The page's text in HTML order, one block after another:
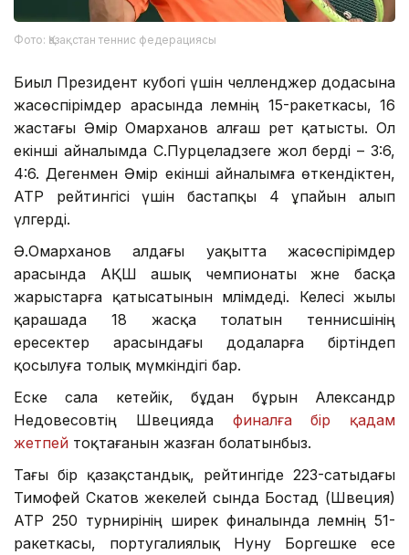
Фото: Қазақстан теннис федерациясы
Биыл Президент кубогі үшін челленджер додасына
жасөспірімдер арасында әлемнің 15-ракеткасы, 16
жастағы Әмір Омарханов алғаш рет қатысты. Ол
екінші айналымда С.Пурцеладзеге жол берді – 3:6,
4:6. Дегенмен Әмір екінші айналымға өткендіктен,
ATP рейтингісі үшін бастапқы 4 ұпайын алып
үлгерді.
Ә.Омарханов алдағы уақытта жасөспірімдер
арасында АҚШ ашық чемпионаты және басқа
жарыстарға қатысатынын мәлімдеді. Келесі жылы
қарашада 18 жасқа толатын теннисшінің
ересектер арасындағы додаларға біртіндеп
қосылуға толық мүмкіндігі бар.
Еске сала кетейік, бұдан бұрын Александр
Недовесовтің Швецияда финалға бір қадам
жетпей тоқтағанын жазған болатынбыз.
Тағы бір қазақстандық, рейтингіде 223-сатыдағы
Тимофей Скатов жекелей сында Бостад (Швеция)
ATP 250 турнирінің ширек финалында әлемнің 51-
ракеткасы, португалиялық Нуну Боргешке есе